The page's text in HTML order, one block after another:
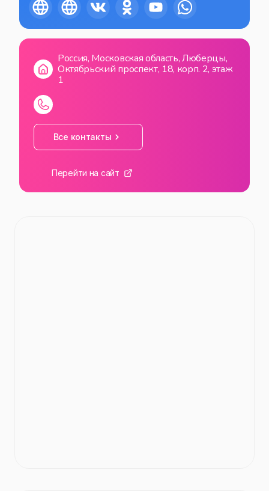
СБ 11:00—
Россия, Московская область, Люберцы,
Октябрьский проспект, 18, корп. 2, этаж
1
Все контакты
Перейти на сайт